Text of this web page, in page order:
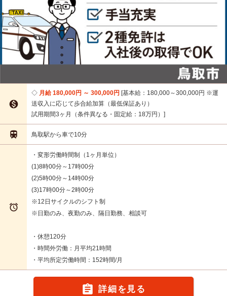

月給 180,000円 ～ 300,000円 基本給：180,000～300,000円 ※運
送収入に応じて歩合給加算（最低保証あり）
試用期間3ヶ月（条件異なる・固定給：18万円）
 鳥取駅から車で10分

・変形労働時間制（1ヶ月単位）
(1)8時00分～17時00分
(2)5時00分～14時00分
(3)17時00分～2時00分
※12日サイクルのシフト制
※日勤のみ、夜勤のみ、隔日勤務、相談可
・休憩120分
・時間外労働：月平均21時間
・平均所定労働時間：152時間/月
 詳細を見る